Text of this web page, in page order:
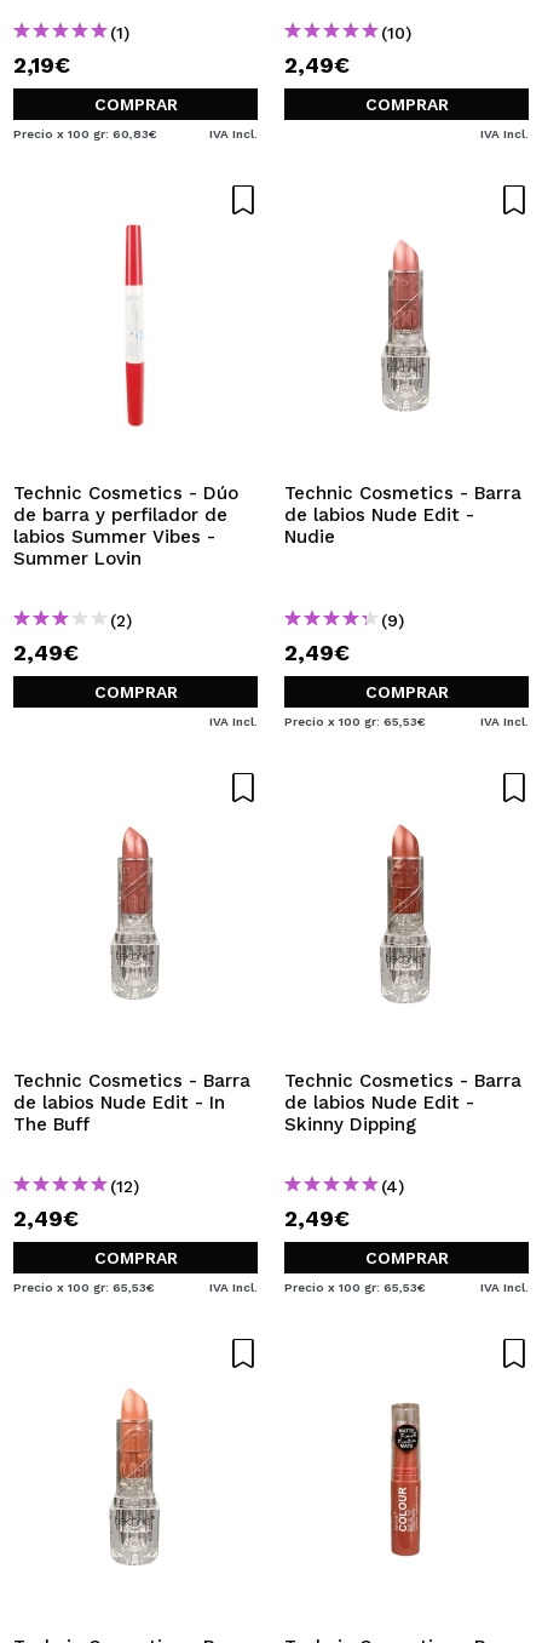
(1)
2,19€
COMPRAR
Precio x 100 gr: 60,83€ IVA Incl.
(10)
2,49€
COMPRAR
IVA Incl.
Technic Cosmetics - Dúo
de barra y perfilador de
labios Summer Vibes -
Summer Lovin
(2)
2,49€
COMPRAR
IVA Incl.
Technic Cosmetics - Barra
de labios Nude Edit -
Nudie
(9)
2,49€
COMPRAR
Precio x 100 gr: 65,53€ IVA Incl.
Technic Cosmetics - Barra
de labios Nude Edit - In
The Buff
(12)
2,49€
COMPRAR
Precio x 100 gr: 65,53€ IVA Incl.
Technic Cosmetics - Barra
de labios Nude Edit -
Skinny Dipping
(4)
2,49€
COMPRAR
Precio x 100 gr: 65,53€ IVA Incl.